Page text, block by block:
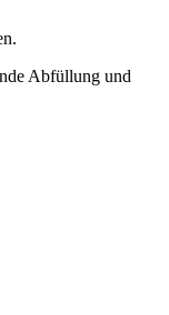
Abfüllung und